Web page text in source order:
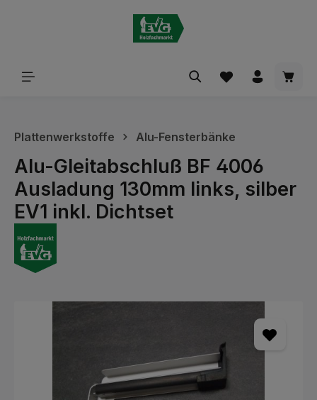
Plattenwerkstoffe Alu-Fensterbänke
Alu-Gleitabschluß BF 4006
Ausladung 130mm links, silber
EV1 inkl. Dichtset